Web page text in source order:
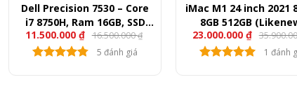
Dell Precision 7530 – Core
i7 8750H, Ram 16GB, SSD
512GB, Quadro P1000, 15.6″
FullHD
11.500.000 ₫ 16.500.000₫
5 đánh giá
iMac M1 24 inch 2021
8GB 512GB
23.000.000 ₫
1 đánh